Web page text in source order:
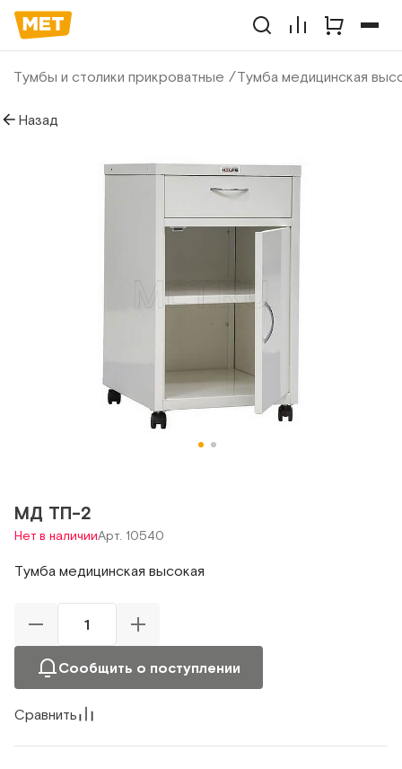
Тумбы и столики прикроватные Тумба медицинская
Назад
МД ТП-2
Нет в наличииАрт. 10540
Тумба медицинская высокая
Сообщить о поступлении
Сравнить